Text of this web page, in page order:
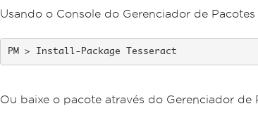
Usando o Console do Gerenciador de
Install-Package Tesseract
Ou baixe o pacote através do Gerenciador de